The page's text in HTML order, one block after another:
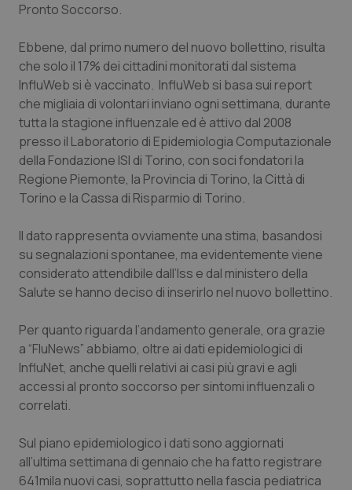
Lombardia
Marche
Molise
Piemonte
Provincia Autonoma di Bolzano
Puglia
Sardegna
Sicilia
Toscana
Valle D’Aosta
Dolore
Donna & Salute
Epatiti
HIV
Infezioni & Febbre
Malattie rare
Malattia di Crohn & Rettocolite Ulcerosa
Neuroscienze & patologie neurodegenerative
Obesità
Oncodermatologia
Pronto Soccorso.
Ebbene, dal primo numero del nuovo bollettino, risulta
che solo il 17% dei cittadini monitorati dal sistema
InfluWeb si è vaccinato. InfluWeb si basa sui report
che migliaia di volontari inviano ogni settimana, durante
tutta la stagione influenzale ed è attivo dal 2008
presso il Laboratorio di Epidemiologia Computazionale
della Fondazione ISI di Torino, con soci fondatori la
Regione Piemonte, la Provincia di Torino, la Città di
Torino e la Cassa di Risparmio di Torino.
Il dato rappresenta ovviamente una stima, basandosi
su segnalazioni spontanee, ma evidentemente viene
considerato attendibile dall’Iss e dal ministero della
Salute se hanno deciso di inserirlo nel nuovo bollettino.
Per quanto riguarda l’andamento generale, ora grazie
a “FluNews” abbiamo, oltre ai dati epidemiologici di
InfluNet, anche quelli relativi ai casi più gravi e agli
accessi al pronto soccorso per sintomi influenzali o
correlati.
Sul piano epidemiologico i dati sono aggiornati
all’ultima settimana di gennaio che ha fatto registrare
641mila nuovi casi, soprattutto nella fascia pediatrica